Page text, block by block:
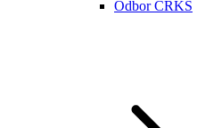
Odbor CRKS